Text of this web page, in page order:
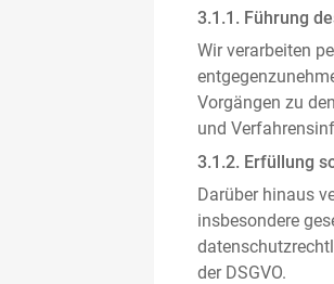
3.1.1. Führung
Wir verarbeiten
Vorgängen zu
und
3.1.2. Erfüllung
Darüber hinaus
insbesondere
der DSGVO.